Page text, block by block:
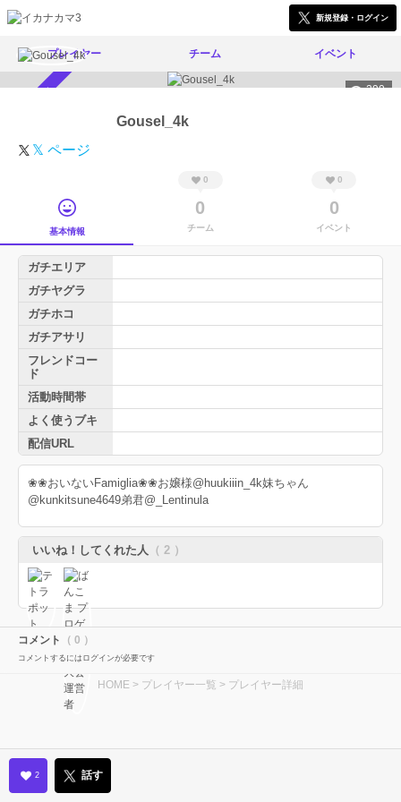
新規登録・ログイン
プレイヤー チーム イベント
290
Gousel_4k
𝕏 ページ
基本情報
0
0
チーム
0
0
イベント
ガチエリア
ガチヤグラ
ガチホコ
ガチアサリ
フレンドコー
ド
活動時間帯
よく使うブキ
配信URL
❀❀おいないFamiglia❀❀お嬢様@huukiiin_4k妹ちゃん
@kunkitsune4649弟君@_Lentinula
いいね！してくれた人 （ 2 ）
コメント （ 0 ）
コメントするにはログインが必要です
HOME > プレイヤー一覧 > プレイヤー詳細
2 話す